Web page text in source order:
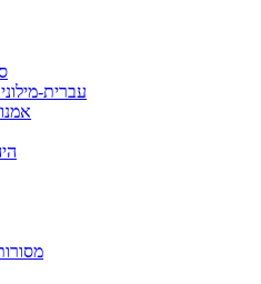
עברית-